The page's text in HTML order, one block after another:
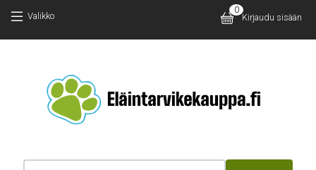
Valikko
0
Kirjaudu sisään